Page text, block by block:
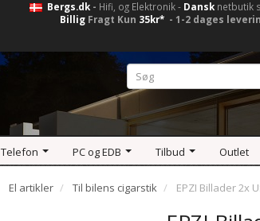
Bergs.dk- Hifi, og Elektronik - Dansknetbutik
Billig Fragt Kun 35kr* - 1-2 dages
Telefon PC og EDB Tilbud Outlet
El artikler Til bilens cigarstik EPZI Billader 2x